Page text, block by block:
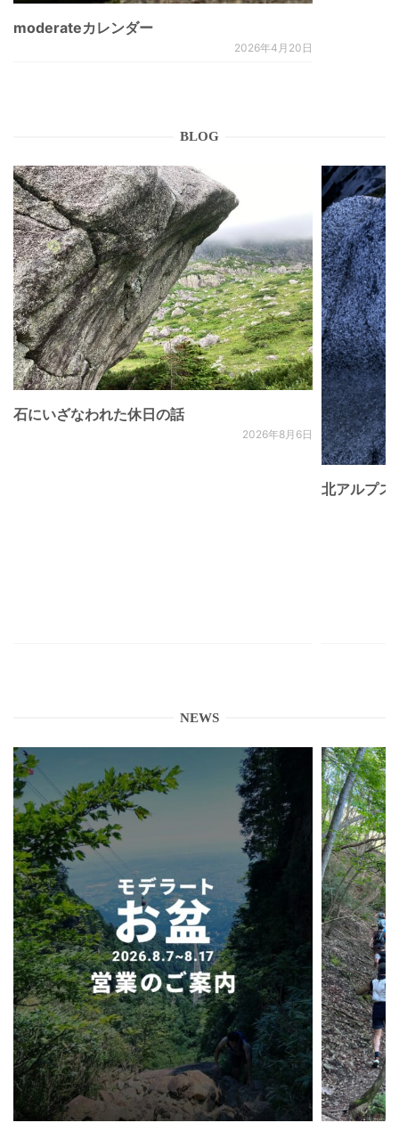
moderateカレンダー
2026年4月20日
BLOG
石にいざなわれた休日の話
2026年8月6日
北アルプ
NEWS